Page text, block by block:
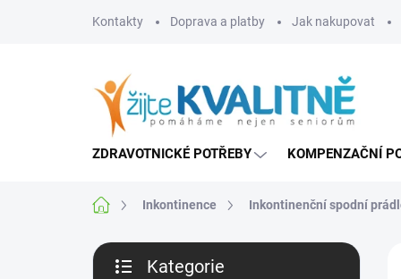
Kontakty Doprava a platby Jak nakupovat
ZDRAVOTNICKÉ POTŘEBY KOMPENZAČNÍ
Domů Inkontinence Inkontinenční spodní
P
Kategorie